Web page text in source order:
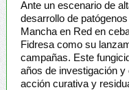
Ante un escenario de
desarrollo de
Mancha en Red en
Fidresa como su
campañas. Este
años de investigación y
acción curativa y